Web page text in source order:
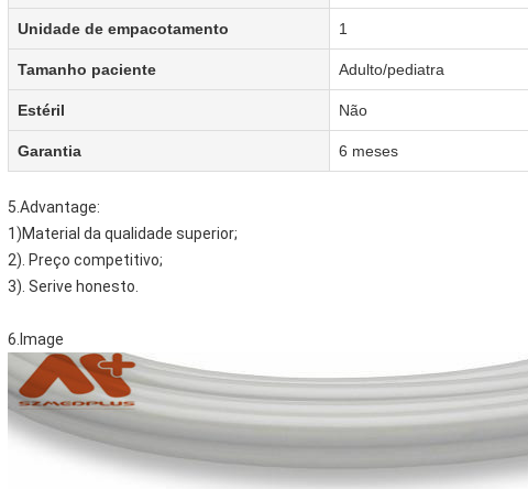
Unidade de empacotamento 1
Tamanho paciente Adulto/pediatra
Estéril Não
Garantia 6 meses
5.Advantage:
1)Material da qualidade superior;
2). Preço competitivo;
3). Serive honesto.
6.Image